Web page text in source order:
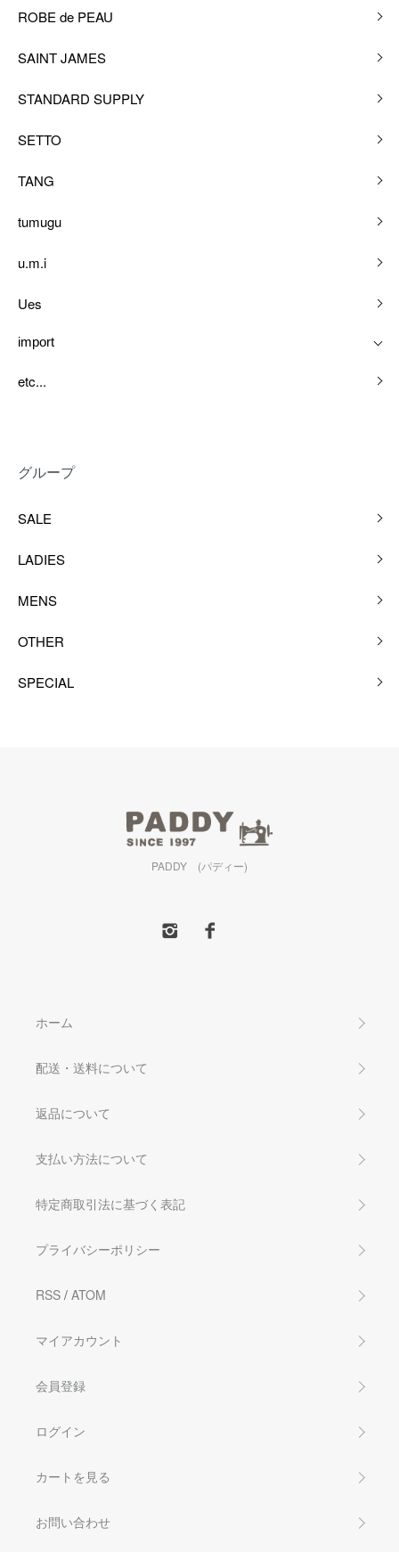
ROBE de PEAU
SAINT JAMES
STANDARD SUPPLY
SETTO
TANG
tumugu
u.m.i
Ues
import
etc...
グループ
SALE
LADIES
MENS
OTHER
SPECIAL
PADDY (パディー)
ホーム
配送・送料について
返品について
支払い方法について
特定商取引法に基づく表記
プライバシーポリシー
RSS / ATOM
マイアカウント
会員登録
ログイン
カートを見る
お問い合わせ